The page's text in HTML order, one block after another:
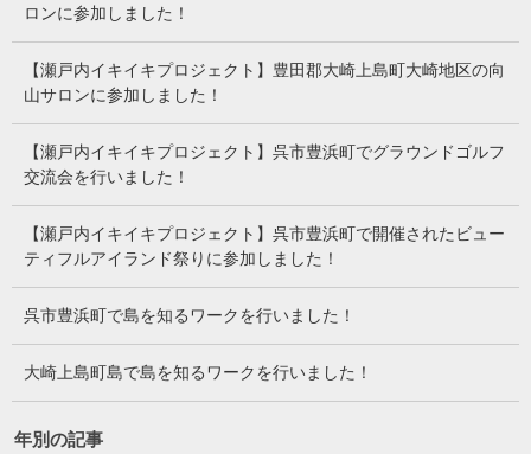
ロンに参加しました！
【瀬戸内イキイキプロジェクト】豊田郡大崎上島町大崎地区の向
山サロンに参加しました！
【瀬戸内イキイキプロジェクト】呉市豊浜町でグラウンドゴルフ
交流会を行いました！
【瀬戸内イキイキプロジェクト】呉市豊浜町で開催されたビュー
ティフルアイランド祭りに参加しました！
呉市豊浜町で島を知るワークを行いました！
大崎上島町島で島を知るワークを行いました！
年別の記事